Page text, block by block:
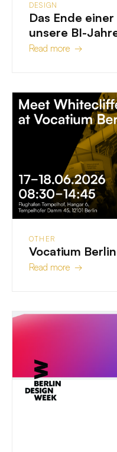
DESIGN
Das Ende
unsere BI-
Read more →
OTHER
Vocatium
Read more →